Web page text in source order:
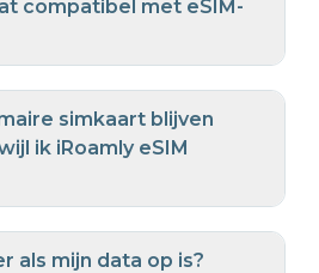
compatibel met eSIM-
simkaart blijven
ik iRoamly eSIM
als mijn data op is?